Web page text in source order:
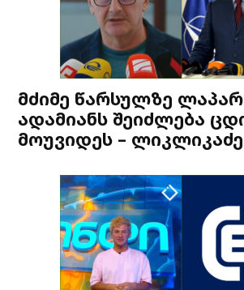
მძიმე წარსულზე
ადამიანს შეიძლება
მოუვიდეს – ლიკლიკაძე